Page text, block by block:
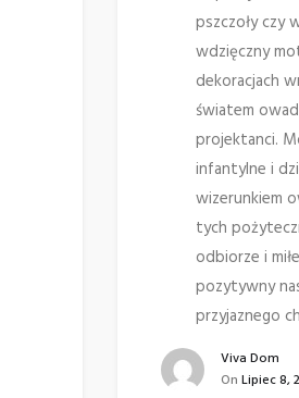
pszczoły czy
wdzięczny
dekoracjach
światem
projektanci.
infantylne i
wizerunkiem
tych
odbiorze i
pozytywny
przyjaznego
Viva Dom
On Lipiec 8,